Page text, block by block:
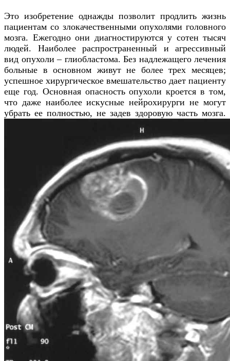
Это изобретение однажды позволит продлить жизнь
пациентам со злокачественными опухолями головного
мозга. Ежегодно они диагностируются у сотен тысяч
людей. Наиболее распространенный и агрессивный
вид опухоли – глиобластома. Без надлежащего лечения
больные в основном живут не более трех месяцев;
успешное хирургическое вмешательство дает пациенту
еще год. Основная опасность опухоли кроется в том,
что даже наиболее искусные нейрохирурги не могут
убрать ее полностью, не задев здоровую часть мозга.